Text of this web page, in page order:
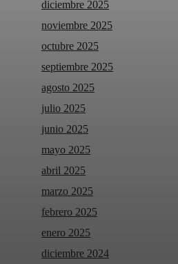
diciembre 2025
noviembre 2025
octubre 2025
septiembre 2025
agosto 2025
julio 2025
junio 2025
mayo 2025
abril 2025
marzo 2025
febrero 2025
enero 2025
diciembre 2024